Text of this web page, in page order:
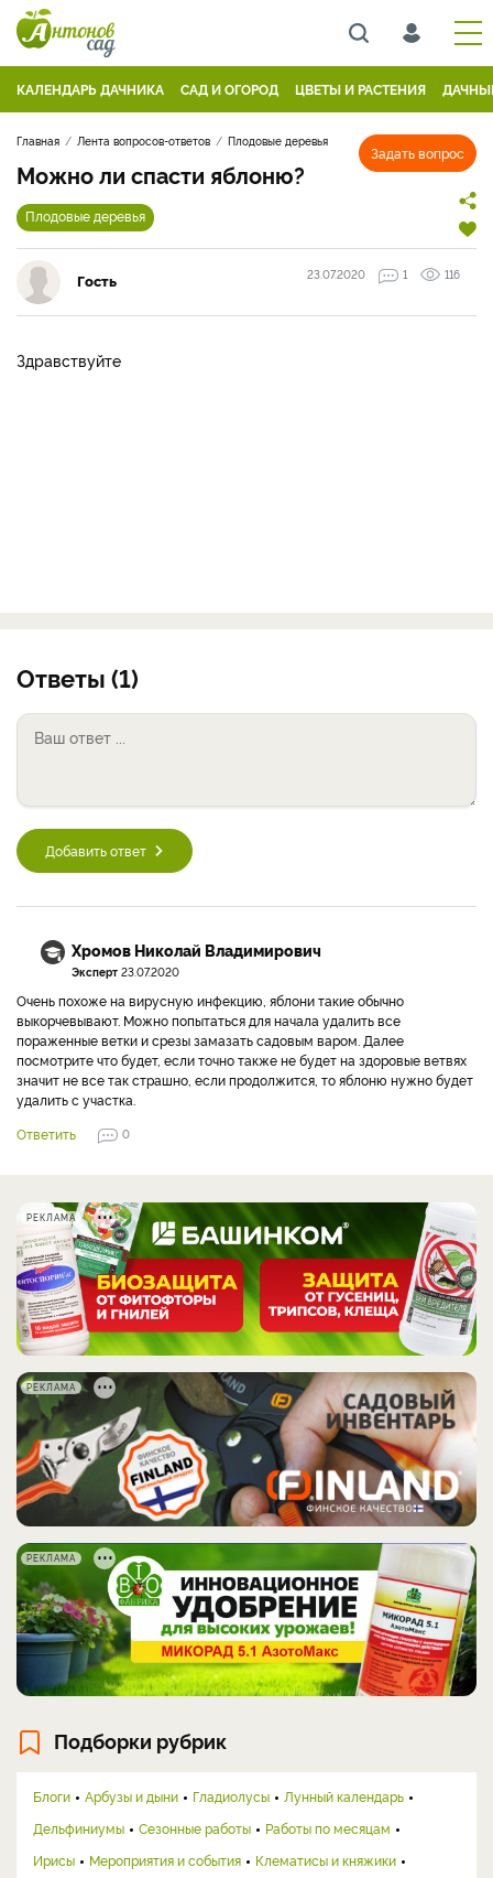
КАЛЕНДАРЬ ДАЧНИКА САД И ОГОРОД ЦВЕТЫ И РАСТЕНИЯ
Задать вопрос
Главная Лента вопросов-ответов Плодовые деревья
Можно ли спасти яблоню?
Плодовые деревья
Гость 23.07.2020 1 116
Здравствуйте
Ответы (1)
Добавить ответ
Хромов Николай Владимирович
Эксперт 23.07.2020
Очень похоже на вирусную инфекцию, яблони такие обычно
выкорчевывают. Можно попытаться для начала удалить все
пораженные ветки и срезы замазать садовым варом. Далее
посмотрите что будет, если точно также не будет на здоровые ветвях
значит не все так страшно, если продолжится, то яблоню нужно будет
удалить с участка.
Ответить
0
РЕКЛАМА
РЕКЛАМА
РЕКЛАМА
Подборки рубрик
Блоги Арбузы и дыни Гладиолусы
Лунный календарь
Дельфиниумы
Сезонные работы
Работы по месяцам
Ирисы
Мероприятия и события
Клематисы и княжики